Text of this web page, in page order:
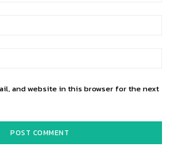
and website in this browser for the next